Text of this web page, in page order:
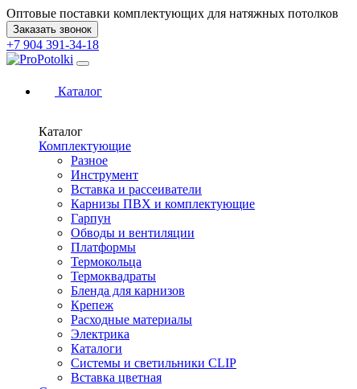
Оптовые поставки комплектующих для натяжных потолков
Заказать звонок
+7 904 391-34-18
Каталог
Каталог
Комплектующие
Разное
Инструмент
Вставка и рассеиватели
Карнизы ПВХ и комплектующие
Гарпун
Обводы и вентиляции
Платформы
Термокольца
Термоквадраты
Бленда для карнизов
Крепеж
Расходные материалы
Электрика
Каталоги
Системы и светильники CLIP
Вставка цветная